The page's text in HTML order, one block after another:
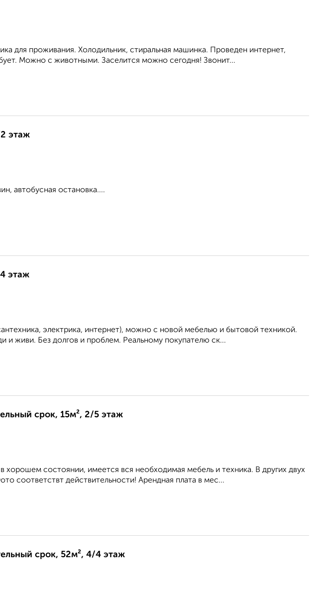
для проживания. Холодильник, стиральная машинка. Проведен интернет,
Можно с животными. Заселится можно сегодня! Звонит...
этаж
автобусная остановка....
этаж
электрика, интернет), можно с новой мебелью и бытовой техникой.
живи. Без долгов и проблем. Реальному покупателю ск...
срок, 15м², 2/5 этаж
хорошем состоянии, имеется вся необходимая мебель и техника. В других двух
соответствт действительности! Арендная плата в мес...
срок, 52м², 4/4 этаж